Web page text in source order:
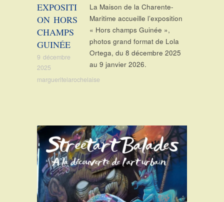
EXPOSITI
ON HORS
CHAMPS
GUINÉE
9 décembre
2025
margueritelarochelaise
La Maison de la Charente-
Maritime accueille l’exposition
« Hors champs Guinée »,
photos grand format de Lola
Ortega, du 8 décembre 2025
au 9 janvier 2026.